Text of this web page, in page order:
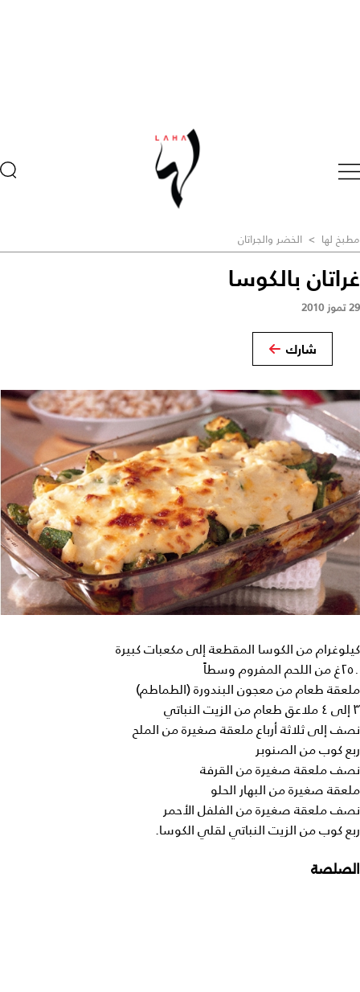
مطبخ لها > الخضر والجراتان
غراتان بالكوسا
29 تموز 2010
شارك
كيلوغرام من الكوسا المقطعة إلى مكعبات كبيرة
٢٥٠غ من اللحم المفروم وسطاً
ملعقة طعام من معجون البندورة (الطماطم)
٣ إلى ٤ ملاعق طعام من الزيت النباتي
نصف إلى ثلاثة أرباع ملعقة صغيرة من الملح
ربع كوب من الصنوبر
نصف ملعقة صغيرة من القرفة
ملعقة صغيرة من البهار الحلو
نصف ملعقة صغيرة من الفلفل الأحمر
ربع كوب من الزيت النباتي لقلي الكوسا.
الصلصة